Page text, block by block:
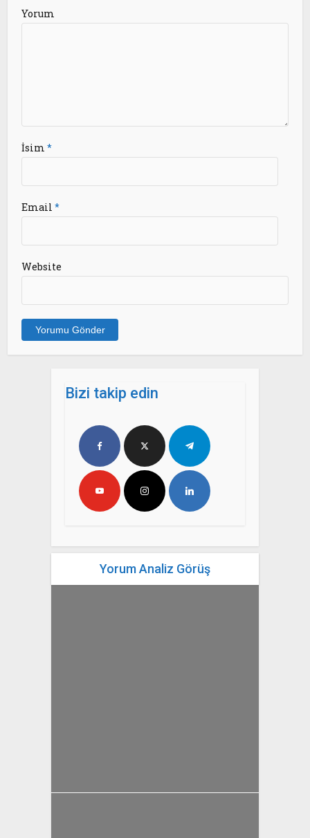
Yorum
İsim*
Email*
Website
Bizi takip edin
Yorum Analiz Görüş